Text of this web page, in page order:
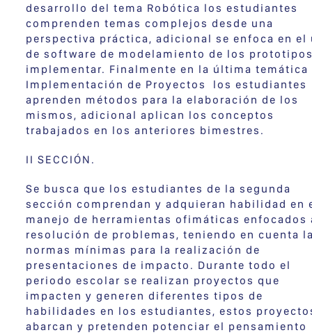
desarrollo del tema Robótica los estudiantes
comprenden temas complejos desde una
perspectiva práctica, adicional se enfoca en el
de software de modelamiento de los
implementar. Finalmente en la última temática
Implementación de Proyectos los estudiantes
aprenden métodos para la elaboración de los
mismos, adicional aplican los conceptos
trabajados en los anteriores bimestres.
II SECCIÓN.
Se busca que los estudiantes de la segunda
sección comprendan y adquieran habilidad en
manejo de herramientas ofimáticas enfocados
resolución de problemas, teniendo en cuenta
normas mínimas para la realización de
presentaciones de impacto. Durante todo el
periodo escolar se realizan proyectos que
impacten y generen diferentes tipos de
habilidades en los estudiantes, estos
abarcan y pretenden potenciar el pensamiento